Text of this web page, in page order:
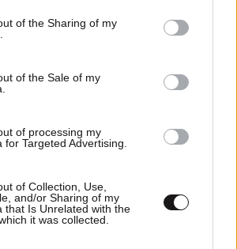
or usage behaviour. You may click to
to Google and its third-party tags to
specified purposes in below Google
of the Sharing of my
of the Sale of my
of processing my
for Targeted Advertising.
of Collection, Use,
and/or Sharing of my
that Is Unrelated with the
it was collected.
07:41
ανάλογα.
Μπακούνιν και γίνατε
ποια δημοκρατία μιλάτε ρε
χώρα θα σας είχαν τσακίσει μια και
επαναστάτες...
ΣΧΟΛΙΑ